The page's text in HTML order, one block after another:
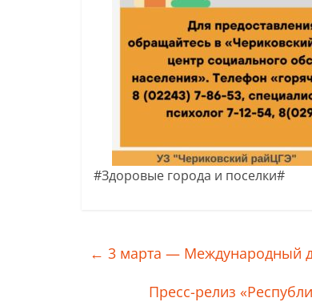
#Здоровые города и поселки#
← 3 марта — Международный
Пресс-релиз